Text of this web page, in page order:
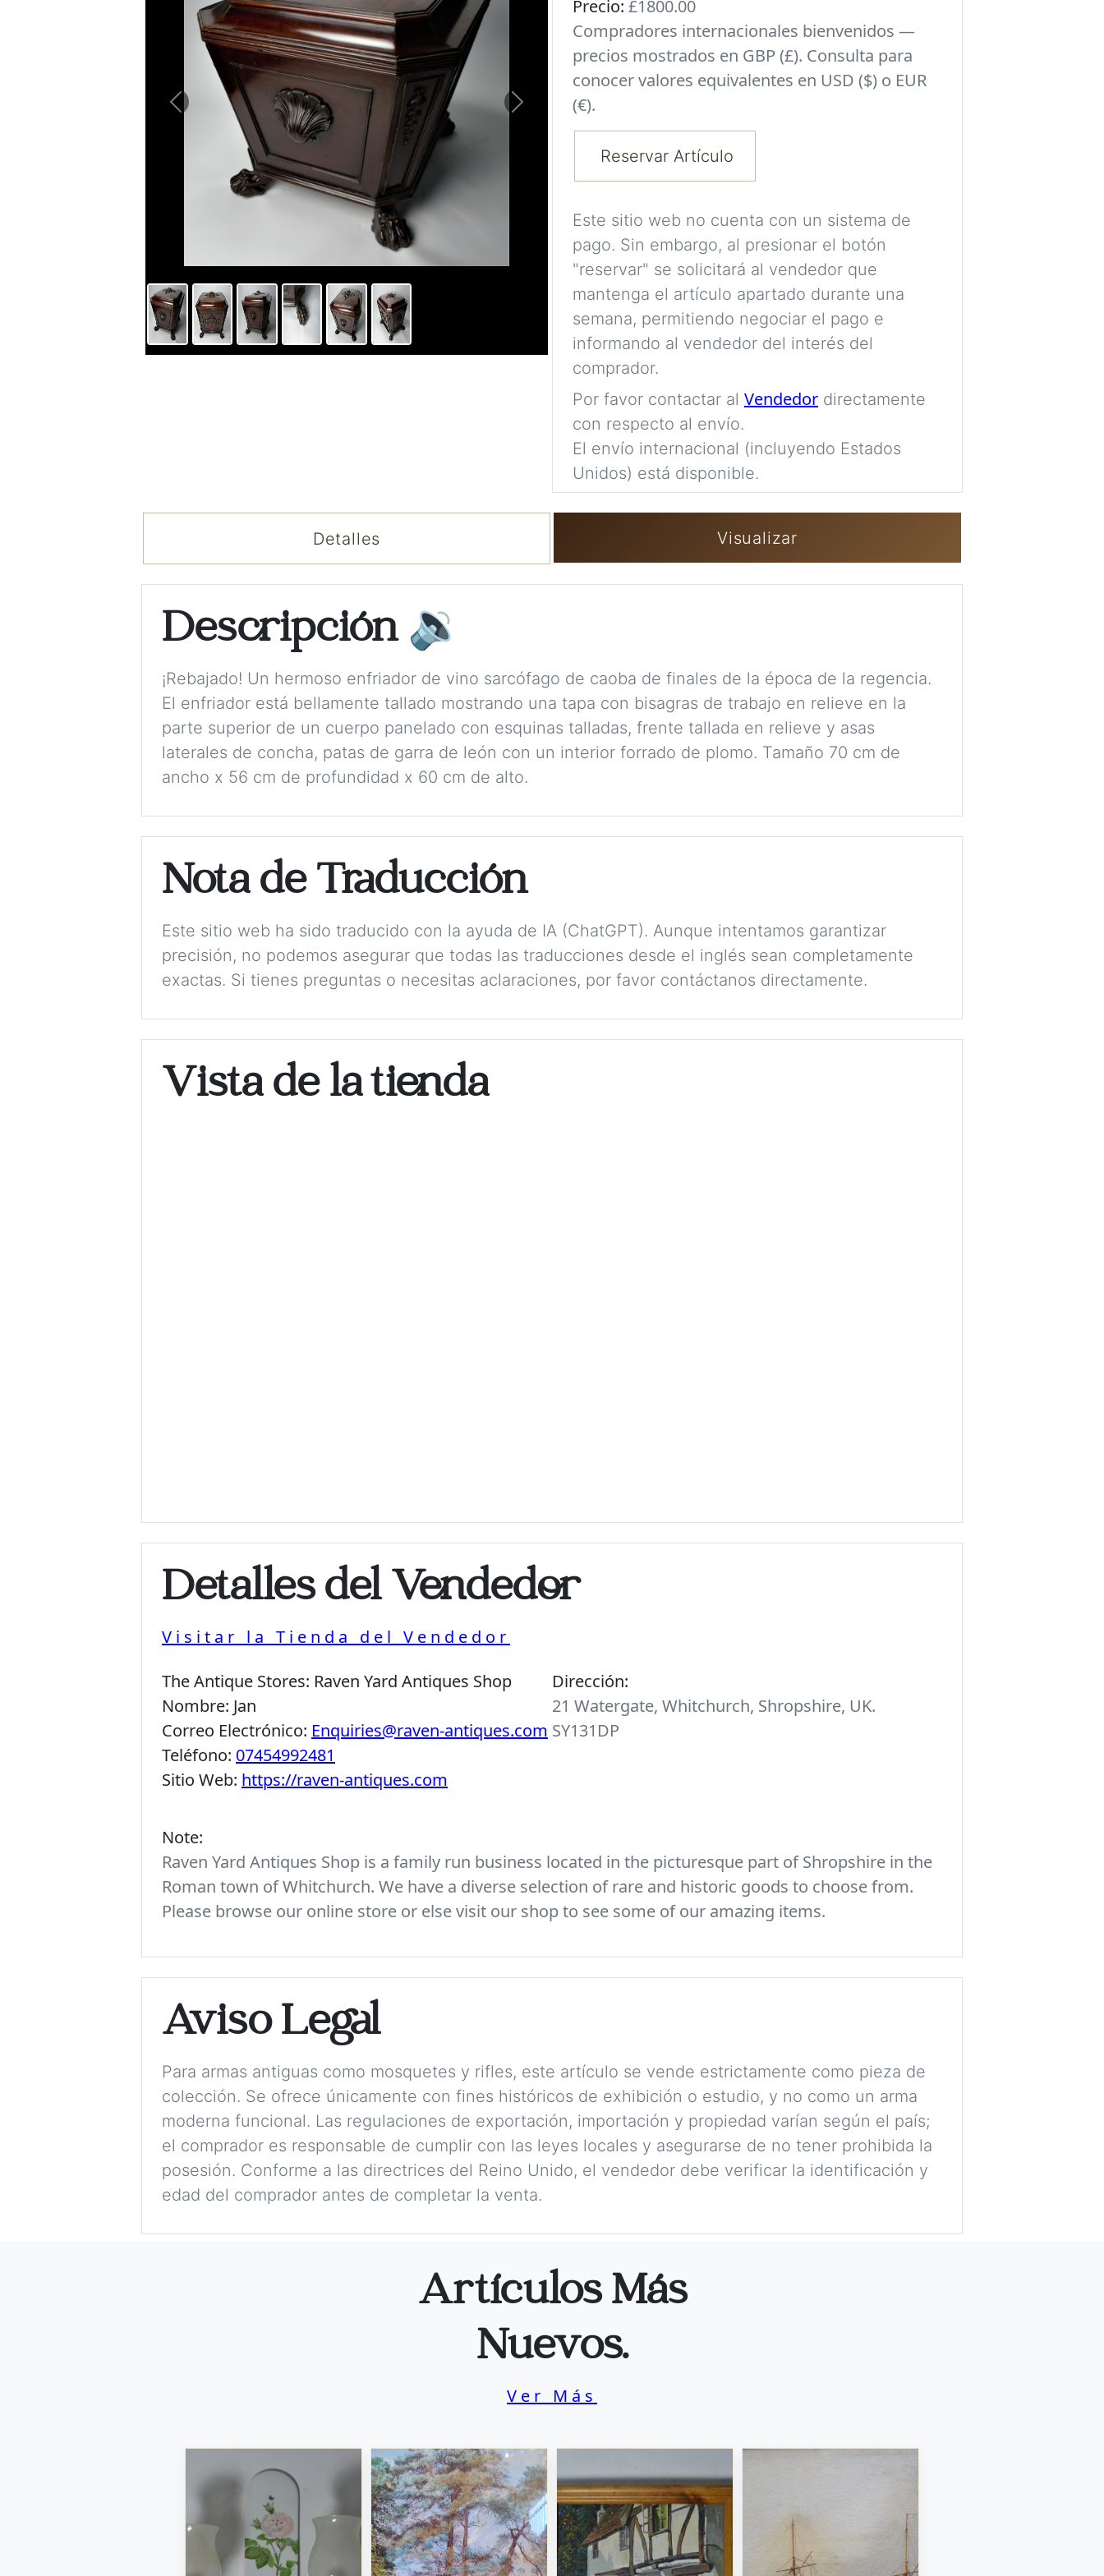
Previous Next
Precio: £1800.00
Compradores internacionales bienvenidos —
precios mostrados en GBP (£). Consulta para
conocer valores equivalentes en USD ($) o EUR
(€).
Reservar Artículo
Este sitio web no cuenta con un sistema de
pago. Sin embargo, al presionar el botón
"reservar" se solicitará al vendedor que
mantenga el artículo apartado durante una
semana, permitiendo negociar el pago e
informando al vendedor del interés del
comprador.
Por favor contactar al Vendedor directamente
con respecto al envío.
El envío internacional (incluyendo Estados
Unidos) está disponible.
Detalles Visualizar
Descripción 🔉
¡Rebajado! Un hermoso enfriador de vino sarcófago de caoba de finales de la época de la regencia.
El enfriador está bellamente tallado mostrando una tapa con bisagras de trabajo en relieve en la
parte superior de un cuerpo panelado con esquinas talladas, frente tallada en relieve y asas
laterales de concha, patas de garra de león con un interior forrado de plomo. Tamaño 70 cm de
ancho x 56 cm de profundidad x 60 cm de alto.
Nota de Traducción
Este sitio web ha sido traducido con la ayuda de IA (ChatGPT). Aunque intentamos garantizar
precisión, no podemos asegurar que todas las traducciones desde el inglés sean completamente
exactas. Si tienes preguntas o necesitas aclaraciones, por favor contáctanos directamente.
Vista de la tienda
Detalles del Vendedor
Visitar la Tienda del Vendedor
The Antique Stores: Raven Yard Antiques Shop
Nombre: Jan
Correo Electrónico: Enquiries@raven-antiques.com
Teléfono: 07454992481
Sitio Web: https://raven-antiques.com
Dirección:
21 Watergate, Whitchurch, Shropshire, UK.
SY131DP
Note:
Raven Yard Antiques Shop is a family run business located in the picturesque part of Shropshire in the
Roman town of Whitchurch. We have a diverse selection of rare and historic goods to choose from.
Please browse our online store or else visit our shop to see some of our amazing items.
Aviso Legal
Para armas antiguas como mosquetes y rifles, este artículo se vende estrictamente como pieza de
colección. Se ofrece únicamente con fines históricos de exhibición o estudio, y no como un arma
moderna funcional. Las regulaciones de exportación, importación y propiedad varían según el país;
el comprador es responsable de cumplir con las leyes locales y asegurarse de no tener prohibida la
posesión. Conforme a las directrices del Reino Unido, el vendedor debe verificar la identificación y
edad del comprador antes de completar la venta.
Artículos Más
Nuevos.
Ver Más